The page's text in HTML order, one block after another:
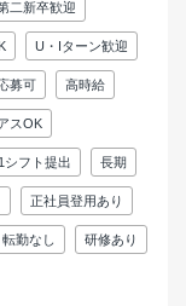
二新卒歓迎
U・Iターン歓迎
募可 高時給
スOK
シフト提出 長期
正社員登用あり
転勤なし 研修あり